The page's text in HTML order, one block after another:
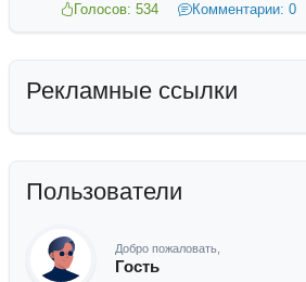
Голосов: 534 Комментарии: 0
Рекламные ссылки
Пользователи
Добро пожаловать,
Гость